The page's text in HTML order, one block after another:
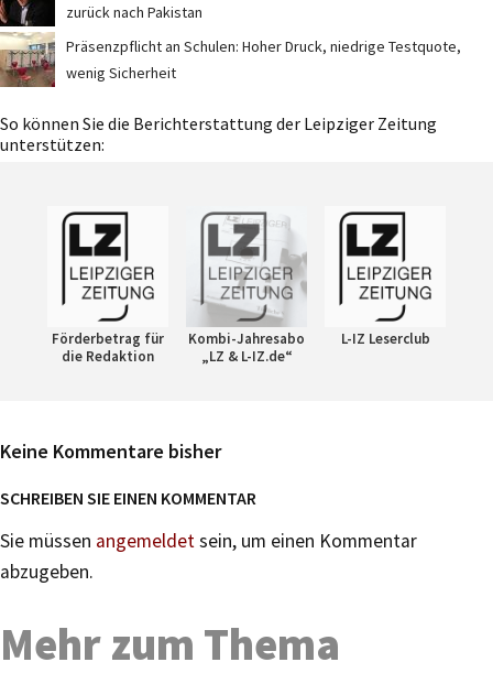
zurück nach Pakistan
Präsenzpflicht an Schulen: Hoher Druck, niedrige Testquote,
wenig Sicherheit
So können Sie die Berichterstattung der Leipziger Zeitung
unterstützen:
Förderbetrag für
die Redaktion
Kombi-Jahresabo
„LZ & L-IZ.de“
L-IZ Leserclub
Keine Kommentare bisher
SCHREIBEN SIE EINEN KOMMENTAR
Sie müssen angemeldetsein, um einen Kommentar
abzugeben.
Mehr zum Thema